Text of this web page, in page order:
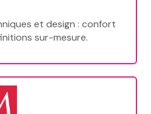
et design : confort
sur-mesure.